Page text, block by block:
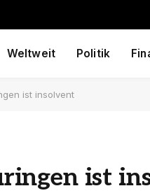
Weltweit Politik
ist insolvent
ist